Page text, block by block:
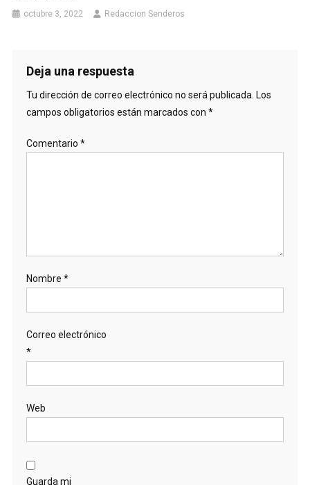
octubre 3, 2022 Redaccion Senderos
Deja una respuesta
Tu dirección de correo electrónico no será publicada. Los
campos obligatorios están marcados con *
Comentario *
Nombre *
Correo electrónico
*
Web
Guarda mi